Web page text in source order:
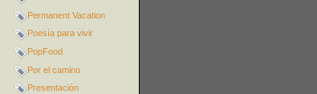
Permanent Vacation
Poesía para vivir
PopFood
Por el camino
Presentación